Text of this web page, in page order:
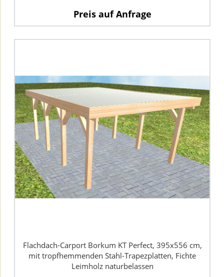
Preis auf Anfrage
Flachdach-Carport Borkum KT Perfect, 395x556 cm,
mit tropfhemmenden Stahl-Trapezplatten, Fichte
Leimholz naturbelassen